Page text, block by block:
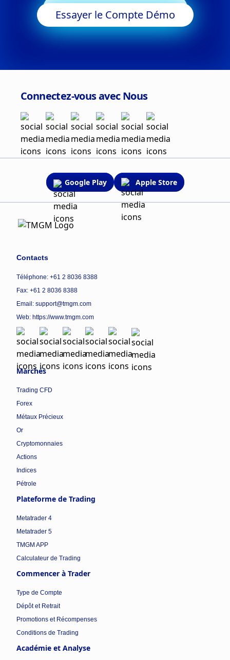
Commencer à Trader
Essayer le Compte Démo
Connectez-vous avec Nous
Google Play Apple Store
Contacts
Téléphone: +61 2 8036 8388
Fax: +61 2 8036 8388
Email: support@tmgm.com
Web: https://www.tmgm.com
Marchés
Trading CFD
Forex
Métaux Précieux
Or
Cryptomonnaies
Actions
Indices
Pétrole
Plateforme de Trading
Metatrader 4
Metatrader 5
TMGM APP
Calculateur de Trading
Commencer à Trader
Type de Compte
Dépôt et Retrait
Promotions et Récompenses
Conditions de Trading
Académie et Analyse